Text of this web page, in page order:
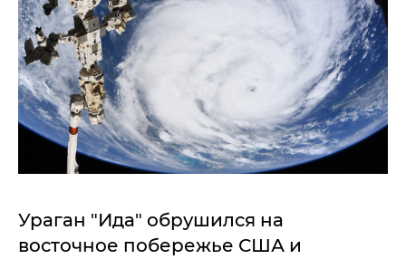
Ураган "Ида" обрушился на
восточное побережье США и